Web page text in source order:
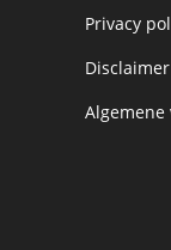
Privacy
Disclaimer
Algemene